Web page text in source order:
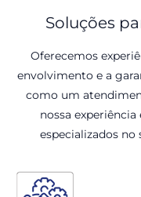
Soluções
Oferecemos
envolvimento e a
como um
nossa
especializados no